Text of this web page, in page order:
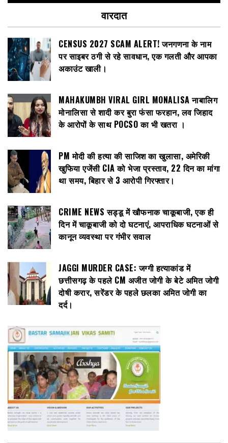
वारदात
CENSUS 2027 SCAM ALERT! जनगणना के नाम
पर साइबर ठगी से रहे सावधान, एक गलती और आपका
अकाउंट खाली।
MAHAKUMBH VIRAL GIRL MONALISA नाबालिग
मोनालिसा से शादी कर बुरा फंसा फरहान, लव जिहाद
के आरोपों के साथ POCSO का भी खतरा ।
PM मोदी की हत्या की साजिश का खुलासा, अमेरिकी
खुफिया एजेंसी CIA को भेजा प्रस्ताव, 22 दिन का मांगा
था समय, बिहार से 3 आरोपी गिरफ्तार।
CRIME NEWS सड्डू में खौफनाक चाकूबाजी, एक ही
दिन में चाकूबाजी को दो घटनाएं, आपराधिक घटनाओं से
कानून व्यवस्था पर गंभीर सवाल
JAGGI MURDER CASE: जग्गी हत्याकांड में
छत्तीसगढ़ के पहले CM अजीत जोगी के बेटे अमित जोगी
दोषी करार, सरेंडर के पहले छलका अमित जोगी का
दर्द।